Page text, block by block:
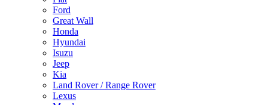
Ford
Great Wall
Honda
Hyundai
Isuzu
Jeep
Kia
Land Rover / Range Rover
Lexus